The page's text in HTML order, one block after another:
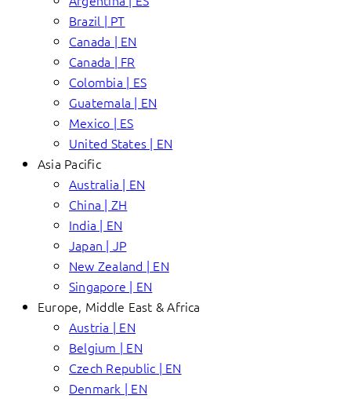
Brazil | PT
Canada | EN
Canada | FR
Colombia | ES
Guatemala | EN
Mexico | ES
United States | EN
Asia Pacific
Australia | EN
China | ZH
India | EN
Japan | JP
New Zealand | EN
Singapore | EN
Europe, Middle East & Africa
Austria | EN
Belgium | EN
Czech Republic | EN
Denmark | EN